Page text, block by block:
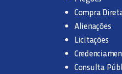
Compra
Alienações
Licitações
Consulta